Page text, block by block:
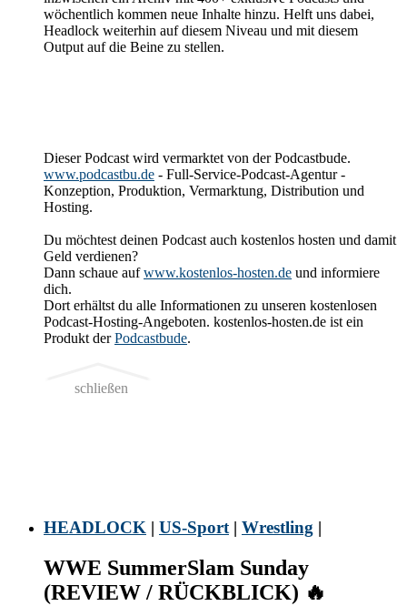
wöchentlich kommen neue Inhalte hinzu. Helft uns dabei,
Headlock weiterhin auf diesem Niveau und mit diesem
Output auf die Beine zu stellen.
Dieser Podcast wird vermarktet von der Podcastbude.
www.podcastbu.de - Full-Service-Podcast-Agentur -
Konzeption, Produktion, Vermarktung, Distribution und
Hosting.
Du möchtest deinen Podcast auch kostenlos hosten und damit
Geld verdienen?
Dann schaue aufwww.kostenlos-hosten.de und informiere
dich.
Dort erhältst du alle Informationen zu unseren kostenlosen
Podcast-Hosting-Angeboten. kostenlos-hosten.de ist ein
Produkt derPodcastbude.
schließen
HEADLOCK | US-Sport| Wrestling |
WWE SummerSlam Sunday
(REVIEW / RÜCKBLICK) 🔥